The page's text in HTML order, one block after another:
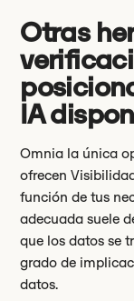
Otras
IA
Omnia la única
ofrecen
función de tus
adecuada suele
que los datos se
grado de
datos.